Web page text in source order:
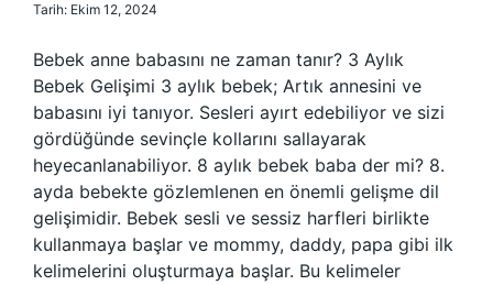
Tarih: Ekim 12, 2024
Bebek anne babasını ne zaman tanır? 3 Aylık
Bebek Gelişimi 3 aylık bebek; Artık annesini ve
babasını iyi tanıyor. Sesleri ayırt edebiliyor ve sizi
gördüğünde sevinçle kollarını sallayarak
heyecanlanabiliyor. 8 aylık bebek baba der mi? 8.
ayda bebekte gözlemlenen en önemli gelişme dil
gelişimidir. Bebek sesli ve sessiz harfleri birlikte
kullanmaya başlar ve mommy, daddy, papa gibi ilk
kelimelerini oluşturmaya başlar. Bu kelimeler